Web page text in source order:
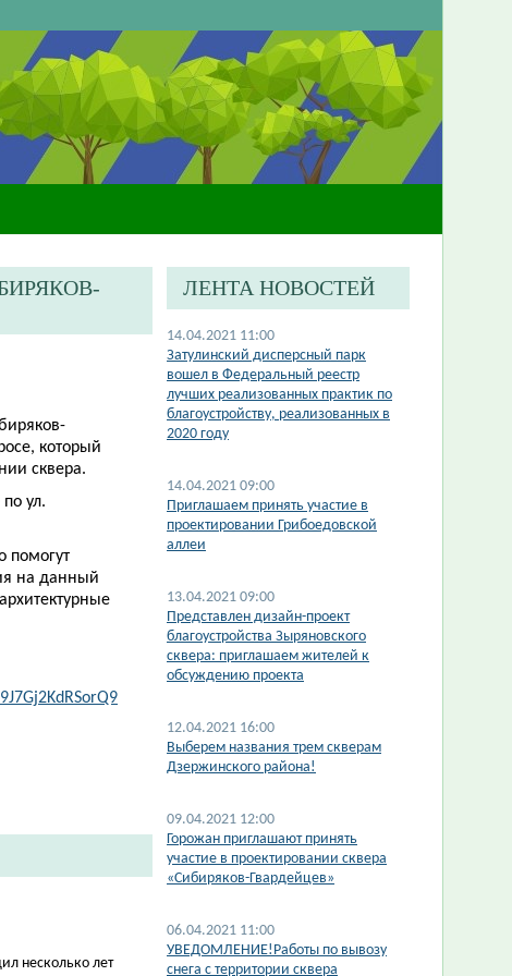
который
сквера.
ул.
помогут
на данный
несколько лет
ЛЕНТА НОВОСТЕЙ
14.04.2021 11:00
Затулинский дисперсный парк
вошел в Федеральный реестр
лучших реализованных практик по
благоустройству, реализованных в
2020 году
14.04.2021 09:00
Приглашаем принять участие в
проектировании Грибоедовской
аллеи
13.04.2021 09:00
Представлен дизайн-проект
благоустройства Зыряновского
сквера: приглашаем жителей к
обсуждению проекта
12.04.2021 16:00
Выберем названия трем скверам
Дзержинского района!
09.04.2021 12:00
Горожан приглашают принять
участие в проектировании сквера
«Сибиряков-Гвардейцев»
06.04.2021 11:00
УВЕДОМЛЕНИЕ!Работы по вывозу
снега с территории сквера